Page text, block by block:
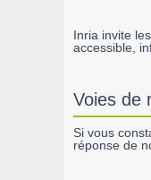
Inria invite
accessible,
Voies de
Si vous
réponse de